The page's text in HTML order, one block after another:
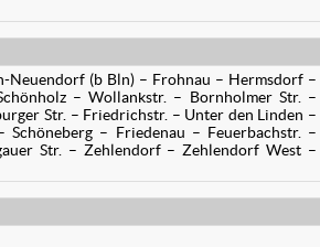
(b Bln) – Frohnau – Hermsdorf –
– Wollankstr. – Bornholmer Str. –
Str. – Friedrichstr. – Unter den Linden –
– Friedenau – Feuerbachstr. –
Str. – Zehlendorf – Zehlendorf West –